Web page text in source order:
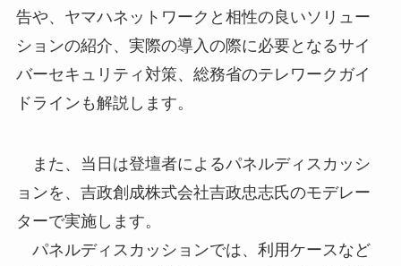
告や、ヤマハネットワークと相性の良いソリュー
ションの紹介、実際の導入の際に必要となるサイ
バーセキュリティ対策、総務省のテレワークガイ
ドラインも解説します。
また、当日は登壇者によるパネルディスカッシ
ョンを、吉政創成株式会社吉政忠志氏のモデレー
ターで実施します。
パネルディスカッションでは、利用ケースなど